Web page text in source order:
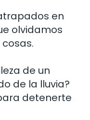
en
olvidamos
de un
de la lluvia?
detenerte